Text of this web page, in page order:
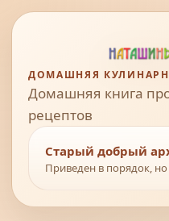
ДОМАШНЯЯ
Домашняя книга
рецептов
Старый добрый
Приведен в порядок,